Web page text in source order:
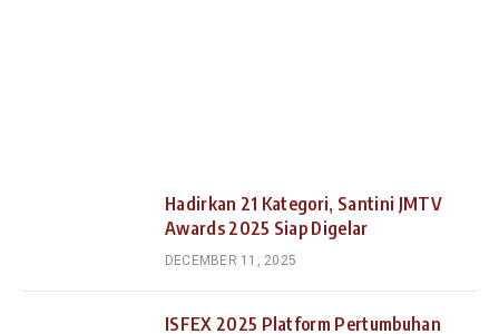
Hadirkan 21 Kategori, Santini JMTV
Awards 2025 Siap Digelar
DECEMBER 11, 2025
ISFEX 2025 Platform Pertumbuhan